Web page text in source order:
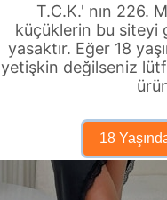
T.C.K.' nın 226.
küçüklerin bu siteyi
yasaktır. Eğer 18
yetişkin değilseniz
18